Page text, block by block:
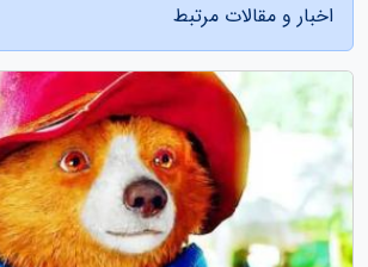
اخبار و مقالات مرتبط